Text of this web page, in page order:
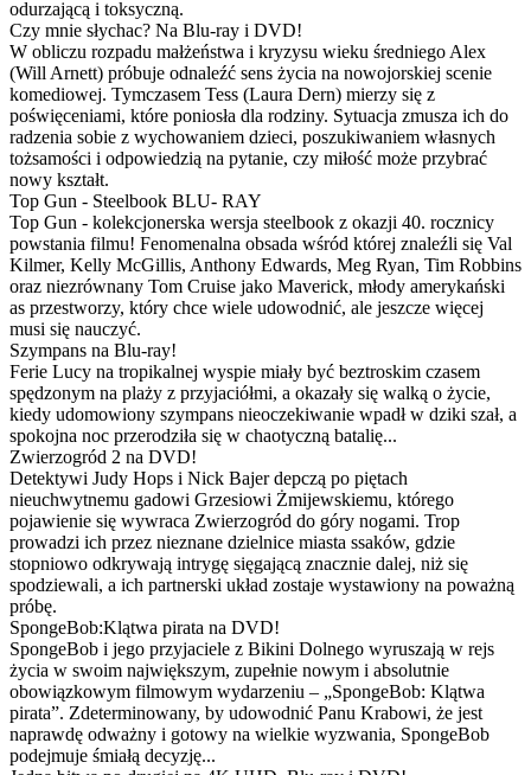
odurzającą i toksyczną.
Czy mnie słychac? Na Blu-ray i DVD!
W obliczu rozpadu małżeństwa i kryzysu wieku średniego Alex
(Will Arnett) próbuje odnaleźć sens życia na nowojorskiej scenie
komediowej. Tymczasem Tess (Laura Dern) mierzy się z
poświęceniami, które poniosła dla rodziny. Sytuacja zmusza ich do
radzenia sobie z wychowaniem dzieci, poszukiwaniem własnych
tożsamości i odpowiedzią na pytanie, czy miłość może przybrać
nowy kształt.
Top Gun - Steelbook BLU- RAY
Top Gun - kolekcjonerska wersja steelbook z okazji 40. rocznicy
powstania filmu! Fenomenalna obsada wśród której znaleźli się Val
Kilmer, Kelly McGillis, Anthony Edwards, Meg Ryan, Tim Robbins
oraz niezrównany Tom Cruise jako Maverick, młody amerykański
as przestworzy, który chce wiele udowodnić, ale jeszcze więcej
musi się nauczyć.
Szympans na Blu-ray!
Ferie Lucy na tropikalnej wyspie miały być beztroskim czasem
spędzonym na plaży z przyjaciółmi, a okazały się walką o życie,
kiedy udomowiony szympans nieoczekiwanie wpadł w dziki szał, a
spokojna noc przerodziła się w chaotyczną batalię...
Zwierzogród 2 na DVD!
Detektywi Judy Hops i Nick Bajer depczą po piętach
nieuchwytnemu gadowi Grzesiowi Żmijewskiemu, którego
pojawienie się wywraca Zwierzogród do góry nogami. Trop
prowadzi ich przez nieznane dzielnice miasta ssaków, gdzie
stopniowo odkrywają intrygę sięgającą znacznie dalej, niż się
spodziewali, a ich partnerski układ zostaje wystawiony na poważną
próbę.
SpongeBob:Klątwa pirata na DVD!
SpongeBob i jego przyjaciele z Bikini Dolnego wyruszają w rejs
życia w swoim największym, zupełnie nowym i absolutnie
obowiązkowym filmowym wydarzeniu – „SpongeBob: Klątwa
pirata”. Zdeterminowany, by udowodnić Panu Krabowi, że jest
naprawdę odważny i gotowy na wielkie wyzwania, SpongeBob
podejmuje śmiałą decyzję...